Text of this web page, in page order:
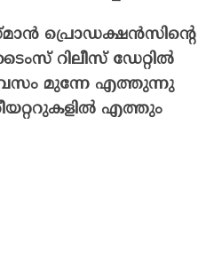
പ്രൊഡക്ഷൻസിന്റെ
റിലീസ് ഡേറ്റിൽ
മുന്നേ എത്തുന്നു
എത്തും